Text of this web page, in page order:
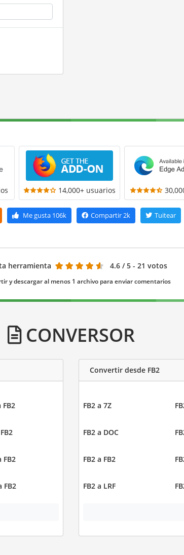
14,000+ usuarios
Me gusta 106k Compartir2k Tuitear
herramienta 4.6 / 5 - 21 votos
y descargar al menos 1 archivo para enviar comentarios
CONVERSOR
FB2
FB2
FB2
Convertir desde FB2
FB2 a 7Z
FB2 a DOC
FB2 a FB2
FB2 a LRF